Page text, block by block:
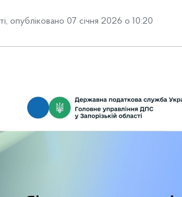
, опубліковано 07 січня 2026 о 10:20